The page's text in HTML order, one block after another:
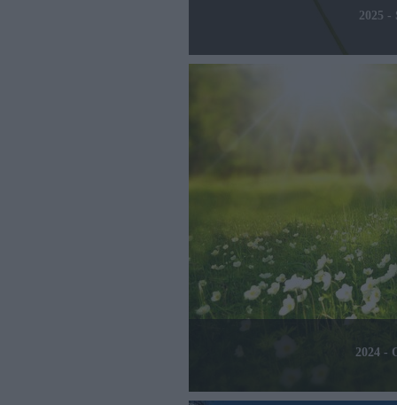
2025 -
2024 -